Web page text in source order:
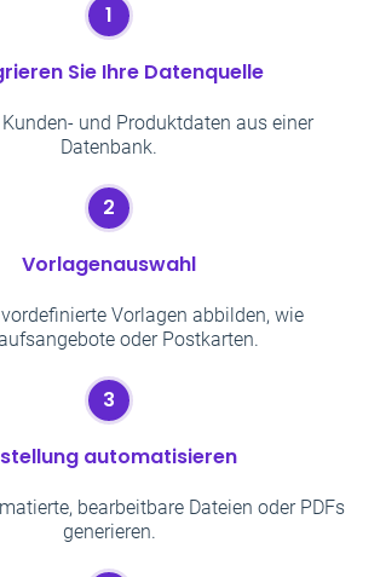
1
Sie Ihre Datenquelle
Kunden- und Produktdaten aus einer
Datenbank.
2
Vorlagenauswahl
Vorlagen abbilden, wie
oder Postkarten.
3
automatisieren
bearbeitbare Dateien oder PDFs
generieren.